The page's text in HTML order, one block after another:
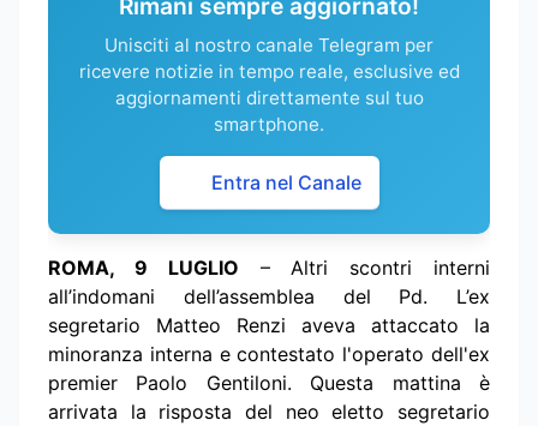
Rimani sempre aggiornato!
Unisciti al nostro canale Telegram per
ricevere notizie in tempo reale, esclusive ed
aggiornamenti direttamente sul tuo
smartphone.
Entra nel Canale
ROMA, 9 LUGLIO – Altri scontri interni
all’indomani dell’assemblea del Pd. L’ex
segretario Matteo Renzi aveva attaccato la
minoranza interna e contestato l'operato dell'ex
premier Paolo Gentiloni. Questa mattina è
arrivata la risposta del neo eletto segretario